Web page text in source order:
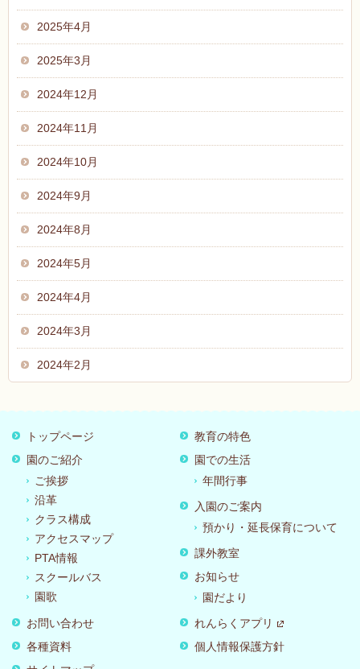
2025年4月
2025年3月
2024年12月
2024年11月
2024年10月
2024年9月
2024年8月
2024年5月
2024年4月
2024年3月
2024年2月
トップページ
園のご紹介
ご挨拶
沿革
クラス構成
アクセスマップ
PTA情報
スクールバス
園歌
教育の特色
園での生活
年間行事
入園のご案内
預かり・延長保育について
課外教室
お知らせ
園だより
お問い合わせ
れんらくアプリ
各種資料
個人情報保護方針